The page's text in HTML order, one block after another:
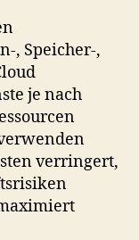
, Speicher-,
je nach
verringert,